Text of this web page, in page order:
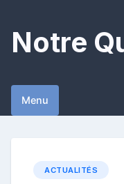
content
Notre
Menu
ACTUALITÉS